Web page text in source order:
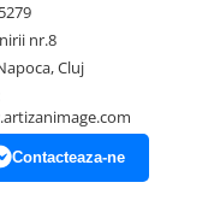
nr.8
Cluj
Contacteaza-ne